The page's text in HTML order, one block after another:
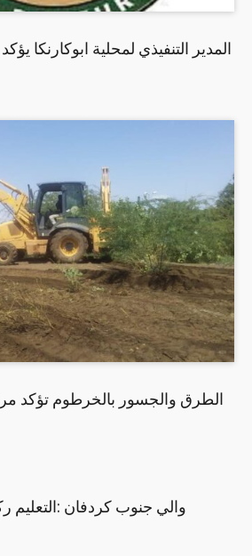
المدير التنفيذي لمحلية ابوكارنكا
الطرق والجسور بالخرطوم تؤكد
والي جنوب كردفان :التعليم